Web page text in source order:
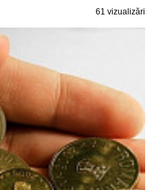
61 vizualizări